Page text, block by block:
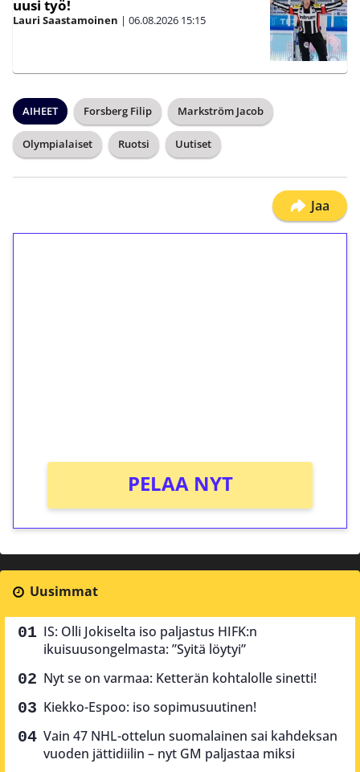
uusi työ!
Lauri Saastamoinen | 06.08.2026 15:15
AIHEET Forsberg Filip Markström Jacob
Olympialaiset Ruotsi Uutiset
Jaa
PELAA NYT
Uusimmat
IS: Olli Jokiselta iso paljastus HIFK:n
ikuisuusongelmasta: ”Syitä löytyi”
Nyt se on varmaa: Ketterän kohtalolle sinetti!
Kiekko-Espoo: iso sopimusuutinen!
Vain 47 NHL-ottelun suomalainen sai kahdeksan
vuoden jättidiilin – nyt GM paljastaa miksi